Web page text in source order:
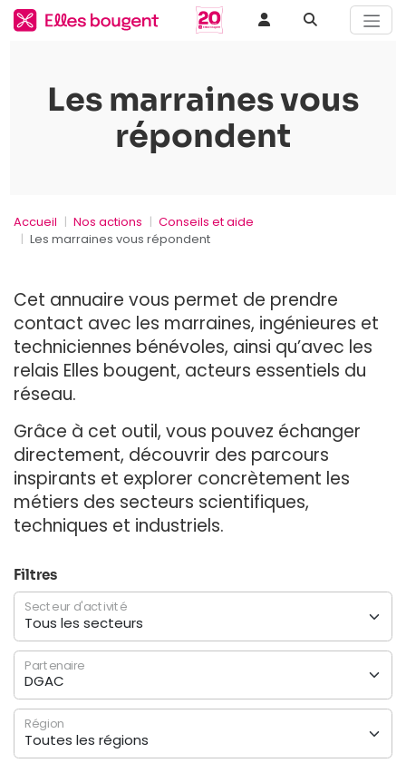
Les marraines vous
répondent
Accueil Nos actions
Conseils et aide
Les marraines vous répondent
Cet annuaire vous permet de prendre
contact avec les marraines, ingénieures et
techniciennes bénévoles, ainsi qu’avec les
relais Elles bougent, acteurs essentiels du
réseau.
Grâce à cet outil, vous pouvez échanger
directement, découvrir des parcours
inspirants et explorer concrètement les
métiers des secteurs scientifiques,
techniques et industriels.
Filtres
Secteur d'activité
Partenaire
Région